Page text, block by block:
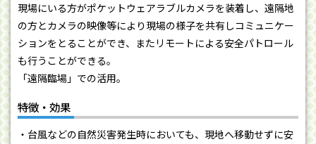
現場にいる方がポケットウェアラブルカメラを装着し、遠隔地
の方とカメラの映像等により現場の様子を共有しコミュニケー
ションをとることができ、またリモートによる安全パトロール
も行うことができる。
「遠隔臨場」での活用。
特徴・効果
・台風などの自然災害発生時においても、現地へ移動せずに安